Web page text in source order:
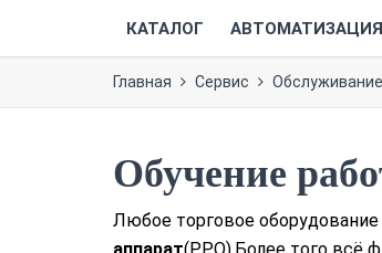
КАТАЛОГ АВТОМАТИЗАЦИЯ
Главная Сервис
Обучение
Любое торговое